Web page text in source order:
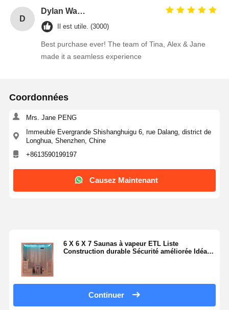
D
Dylan Walsh
Il est utile. (3000)
Best purchase ever! The team of Tina, Alex & Jane
made it a seamless experience
Coordonnées
Mrs. Jane PENG
Immeuble Evergrande Shishanghuigu 6, rue Dalang, district de
Longhua, Shenzhen, Chine
+8613590199197
Causez Maintenant
6 X 6 X 7 Saunas à vapeur ETL Liste
Construction durable Sécurité améliorée Idéal
Continuer